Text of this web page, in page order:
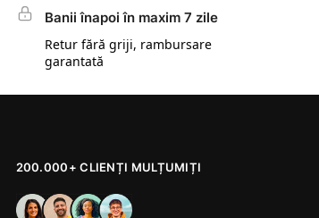
Banii înapoi în maxim 7 zile
Retur fără griji, rambursare
garantată
200.000+ CLIENȚI MULȚUMIȚI